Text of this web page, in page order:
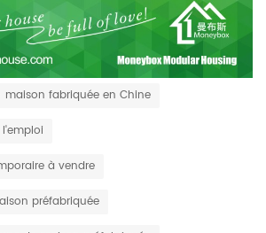
maison fabriquée en Chine
à vendre
préfabriquée